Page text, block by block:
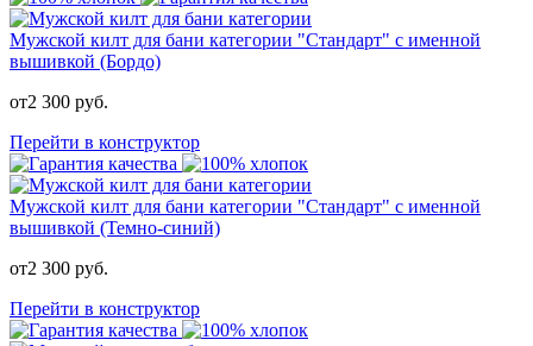
Мужской килт для бани категории "Стандарт" с именной
вышивкой (Бордо)
от2 300 руб.
Перейти в конструктор
Мужской килт для бани категории "Стандарт" с именной
вышивкой (Темно-синий)
от2 300 руб.
Перейти в конструктор